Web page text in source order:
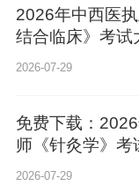
2026年中西医
结合临床》考试
2026-07-29
免费下载：
师《针灸学》考
2026-07-29